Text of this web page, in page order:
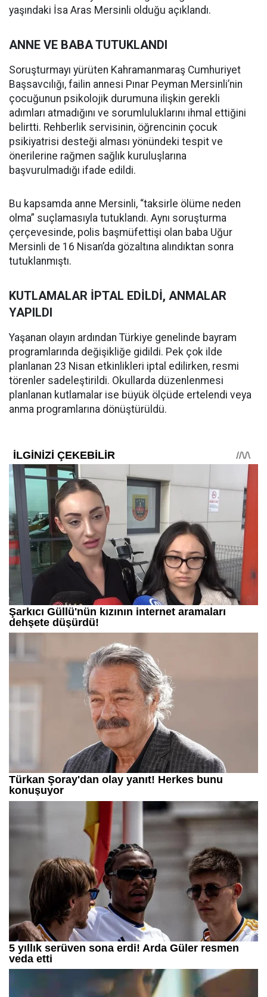
yaşındaki İsa Aras Mersinli olduğu açıklandı.
ANNE VE BABA TUTUKLANDI
Soruşturmayı yürüten Kahramanmaraş Cumhuriyet
Başsavcılığı, failin annesi Pınar Peyman Mersinli’nin
çocuğunun psikolojik durumuna ilişkin gerekli
adımları atmadığını ve sorumluluklarını ihmal ettiğini
belirtti. Rehberlik servisinin, öğrencinin çocuk
psikiyatrisi desteği alması yönündeki tespit ve
önerilerine rağmen sağlık kuruluşlarına
başvurulmadığı ifade edildi.
Bu kapsamda anne Mersinli, “taksirle ölüme neden
olma” suçlamasıyla tutuklandı. Aynı soruşturma
çerçevesinde, polis başmüfettişi olan baba Uğur
Mersinli de 16 Nisan’da gözaltına alındıktan sonra
tutuklanmıştı.
KUTLAMALAR İPTAL EDİLDİ, ANMALAR
YAPILDI
Yaşanan olayın ardından Türkiye genelinde bayram
programlarında değişikliğe gidildi. Pek çok ilde
planlanan 23 Nisan etkinlikleri iptal edilirken, resmi
törenler sadeleştirildi. Okullarda düzenlenmesi
planlanan kutlamalar ise büyük ölçüde ertelendi veya
anma programlarına dönüştürüldü.